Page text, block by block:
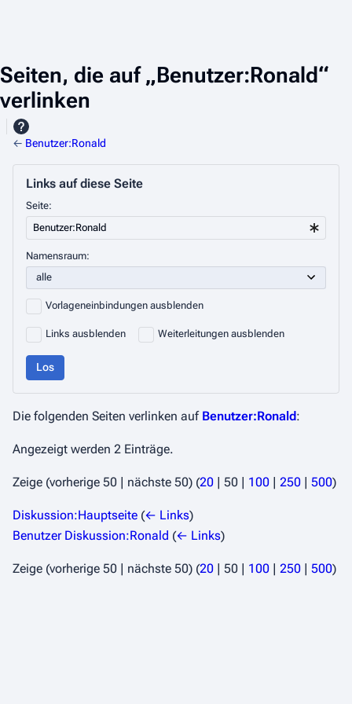
Seiten, die auf „Benutzer:Ronald“
verlinken
← Benutzer:Ronald
Links auf diese Seite
Seite:
Namensraum:
Vorlageneinbindungen ausblenden
Links ausblenden Weiterleitungen ausblenden
Los
Die folgenden Seiten verlinken auf Benutzer:Ronald:
Angezeigt werden 2 Einträge.
Zeige (vorherige 50 nächste 50) (20 50 100 250 500)
Diskussion:Hauptseite (← Links)
Benutzer Diskussion:Ronald (← Links)
Zeige (vorherige 50 nächste 50) (20 50 100 250 500)